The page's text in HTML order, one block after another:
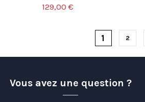
129,00 €
1 2
Vous avez une question ?